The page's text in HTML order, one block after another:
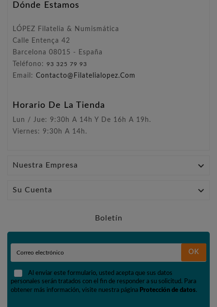
Dónde Estamos
LÓPEZ Filatelia & Numismática
Calle Entença 42
Barcelona 08015 - España
Teléfono: 93 325 79 93
Email: Contacto@filatelialopez.com
Horario De La Tienda
Lun / Jue: 9:30h A 14h Y De 16h A 19h.
Viernes: 9:30h A 14h.
Nuestra Empresa 
Su Cuenta 
Boletín
OK
Al enviar este formulario, usted acepta que sus datos
personales serán tratados con el fin de responder a su solicitud. Para
obtener más información, visite nuestra página Protección de datos.